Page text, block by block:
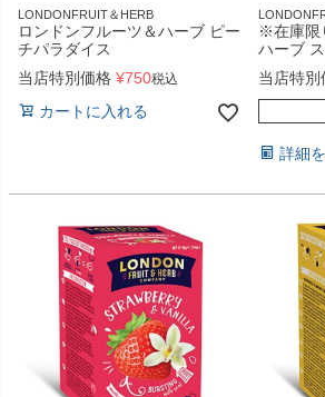
LONDONFRUIT＆HERB
ロンドンフルーツ＆ハーブ ピー
チパラダイス
当店特別価格 ¥750税込
カートに入れる
※在庫限
ハーブ
当店特別
詳細